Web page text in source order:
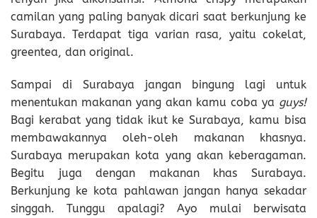
camilan yang paling banyak dicari saat berkunjung ke
Surabaya. Terdapat tiga varian rasa, yaitu cokelat,
greentea, dan original.
Sampai di Surabaya jangan bingung lagi untuk
menentukan makanan yang akan kamu coba ya guys!
Bagi kerabat yang tidak ikut ke Surabaya, kamu bisa
membawakannya oleh-oleh makanan khasnya.
Surabaya merupakan kota yang akan keberagaman.
Begitu juga dengan makanan khas Surabaya.
Berkunjung ke kota pahlawan jangan hanya sekadar
singgah. Tunggu apalagi? Ayo mulai berwisata